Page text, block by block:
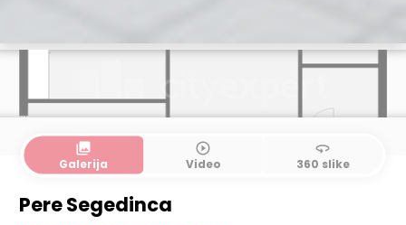
collections
Galerija
play_circle_outline
Video
360
360 slike
Pere Segedinca